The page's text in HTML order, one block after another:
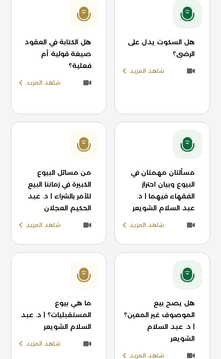
هل السكوت يدل على
الرضى؟
شاهد المزيد
هل الكتابة في العقود
صيغة قولية أم
فعلية؟
شاهد المزيد
مسألتان مهمتان في
البيوع وبيان احتراز
الفقهاء فيهما | د.
عبد السلام الشويعر
شاهد المزيد
من مسائل البيوع
الكبيرة في زماننا البيع
للآمر بالشراء | د. عبد
الحكيم العجلان
شاهد المزيد
هل يصح بيع
الموصوف غير المعين؟
| د. عبد السلام
الشويعر
شاهد المزيد
ما هي بيوع
المستقبليات؟ | د. عبد
السلام الشويعر
شاهد المزيد